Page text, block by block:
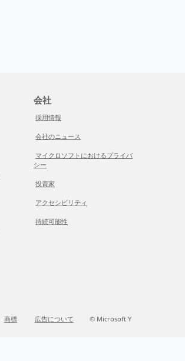
会社
採用情報
会社のニュース
マイクロソフトにおけるプライバ
シー
投資家
アクセシビリティ
持続可能性
商標 広告について © Microsoft Y